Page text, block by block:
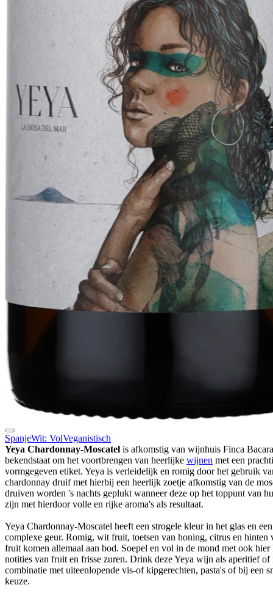
SpanjeWit: VolVeganistisch
Yeya Chardonnay-Moscatel is afkomstig van wijnhuis Finca
bekendstaat om het voortbrengen van heerlijke wijnen met een
vormgegeven etiket. Yeya is verleidelijk en romig door het gebruik
chardonnay druif met hierbij een heerlijk zoetje afkomstig van de
druiven worden 's nachts geplukt wanneer deze op het toppunt van
zijn met hierdoor volle en rijke aroma's als resultaat.
Yeya Chardonnay-Moscatel heeft een strogele kleur in het glas en
complexe geur. Romig, wit fruit, toetsen van honing, citrus en hinten
fruit komen allemaal aan bod. Soepel en vol in de mond met ook hier
notities van fruit en frisse zuren. Drink deze Yeya wijn als aperitief of
combinatie met uiteenlopende vis-of kipgerechten, pasta's of bij een
keuze.